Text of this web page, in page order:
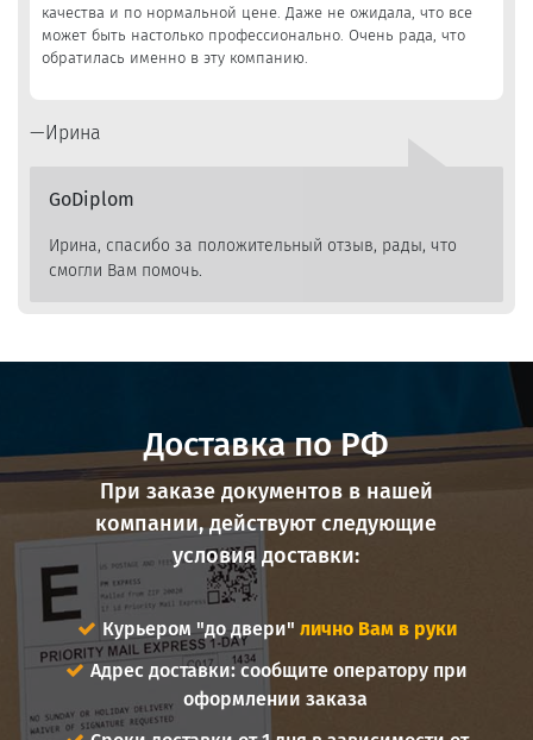
качества и по нормальной цене. Даже не ожидала, что все
может быть настолько профессионально. Очень рада, что
обратилась именно в эту компанию.
Ирина
GoDiplom
Ирина, спасибо за положительный отзыв, рады, что
смогли Вам помочь.
Доставка по РФ
При заказе документов в нашей
компании, действуют следующие
условия доставки:
Курьером "до двери" лично Вам в руки
Адрес доставки: сообщите оператору при
оформлении заказа